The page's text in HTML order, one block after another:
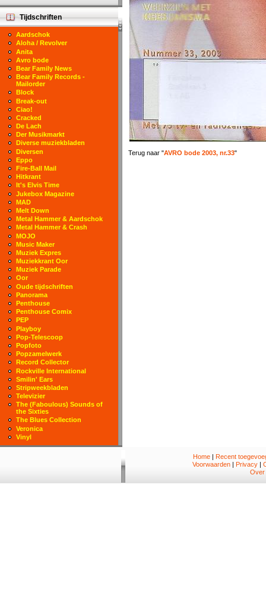
Terug naar "AVRO bode 2003, nr.33"
Tijdschriften
Aardschok
Aloha / Revolver
Anita
Avro bode
Bear Family News
Bear Family Records -
Mailorder
Block
Break-out
Ciao!
Cracked
De Lach
Der Musikmarkt
Diverse muziekbladen
Diversen
Eppo
Fire-Ball Mail
Hitkrant
It's Elvis Time
Jukebox Magazine
MAD
Melt Down
Metal Hammer & Aardschok
Metal Hammer & Crash
MOJO
Music Maker
Muziek Expres
Muziekkrant Oor
Muziek Parade
Oor
Oude tijdschriften
Panorama
Penthouse
Penthouse Comix
PEP
Playboy
Pop-Telescoop
Popfoto
Popzamelwerk
Record Collector
Rockville International
Smilin' Ears
Stripweekbladen
Televizier
The (Faboulous) Sounds of
the Sixties
The Blues Collection
Veronica
Vinyl
Home| Recent
Voorwaarden | Privacy |
Over